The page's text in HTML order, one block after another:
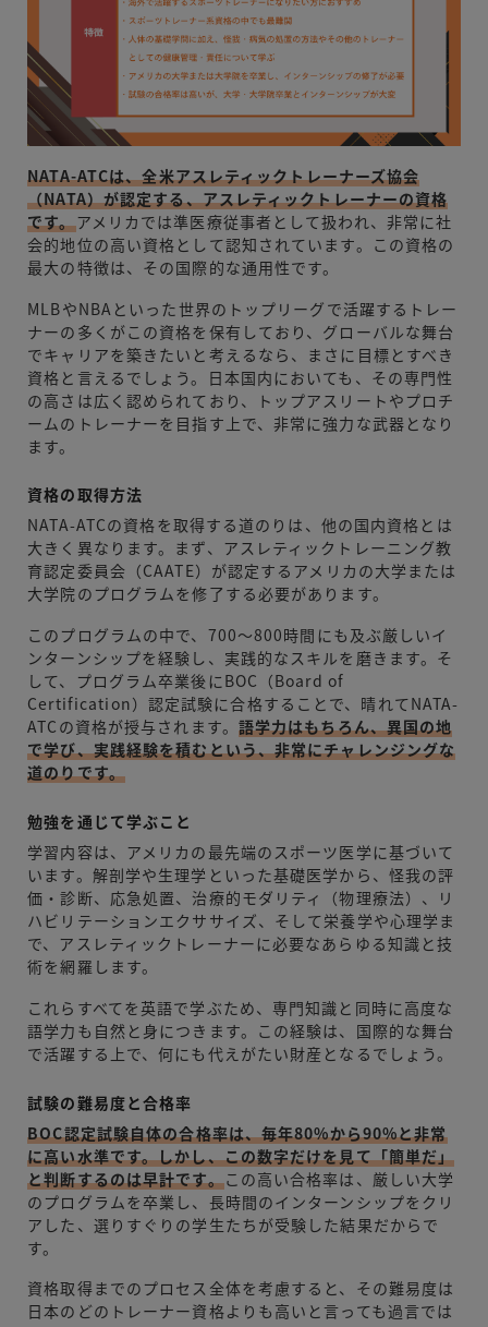
NATA-ATCは、全米アスレティックトレーナーズ協会
（NATA）が認定する、アスレティックトレーナーの資格
です。アメリカでは準医療従事者として扱われ、非常に社
会的地位の高い資格として認知されています。この資格の
最大の特徴は、その国際的な通用性です。
MLBやNBAといった世界のトップリーグで活躍するトレー
ナーの多くがこの資格を保有しており、グローバルな舞台
でキャリアを築きたいと考えるなら、まさに目標とすべき
資格と言えるでしょう。日本国内においても、その専門性
の高さは広く認められており、トップアスリートやプロチ
ームのトレーナーを目指す上で、非常に強力な武器となり
ます。
資格の取得方法
NATA-ATCの資格を取得する道のりは、他の国内資格とは
大きく異なります。まず、アスレティックトレーニング教
育認定委員会（CAATE）が認定するアメリカの大学または
大学院のプログラムを修了する必要があります。
このプログラムの中で、700〜800時間にも及ぶ厳しいイ
ンターンシップを経験し、実践的なスキルを磨きます。そ
して、プログラム卒業後にBOC（Board of
Certification）認定試験に合格することで、晴れてNATA-
ATCの資格が授与されます。 語学力はもちろん、異国の地
で学び、実践経験を積むという、非常にチャレンジングな
道のりです。
勉強を通じて学ぶこと
学習内容は、アメリカの最先端のスポーツ医学に基づいて
います。解剖学や生理学といった基礎医学から、怪我の評
価・診断、応急処置、治療的モダリティ（物理療法）、リ
ハビリテーションエクササイズ、そして栄養学や心理学ま
で、アスレティックトレーナーに必要なあらゆる知識と技
術を網羅します。
これらすべてを英語で学ぶため、専門知識と同時に高度な
語学力も自然と身につきます。この経験は、国際的な舞台
で活躍する上で、何にも代えがたい財産となるでしょう。
試験の難易度と合格率
BOC認定試験自体の合格率は、毎年80%から90%と非常
に高い水準です。しかし、この数字だけを見て「簡単だ」
と判断するのは早計です。この高い合格率は、厳しい大学
のプログラムを卒業し、長時間のインターンシップをクリ
アした、選りすぐりの学生たちが受験した結果だからで
す。
資格取得までのプロセス全体を考慮すると、その難易度は
日本のどのトレーナー資格よりも高いと言っても過言では